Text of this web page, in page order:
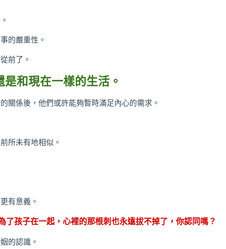
的嚴重性。
前了。
和現在一樣的生活。
關係後，他們或許能夠暫時滿足內心的需求。
所未有地相似。
有意義。
孩子在一起，心裡的那根刺也永遠拔不掉了，你認同嗎？
的認識。